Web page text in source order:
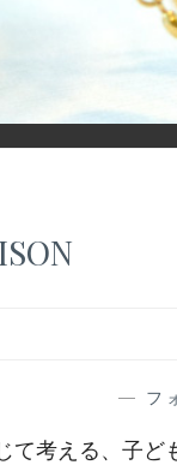
サリーを愛し、
— フ
て考える、子